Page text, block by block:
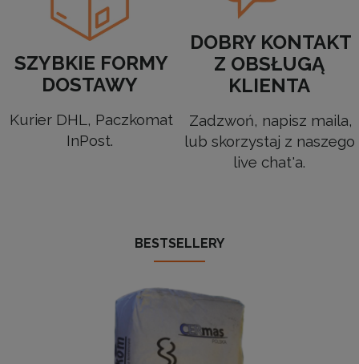
SZYBKIE FORMY
DOSTAWY
Kurier DHL, Paczkomat
InPost.
DOBRY KONTAKT
Z OBSŁUGĄ
KLIENTA
Zadzwoń, napisz maila,
lub skorzystaj z naszego
live chat'a.
BESTSELLERY